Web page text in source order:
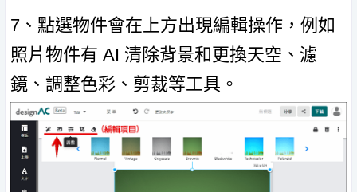
7、點選物件會在上方出現編輯操作，例如
照片物件有 AI 清除背景和更換天空、濾
鏡、調整色彩、剪裁等工具。